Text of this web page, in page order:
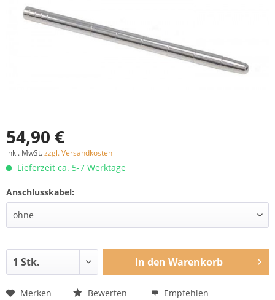
54,90 €
inkl. MwSt.zzgl. Versandkosten
Lieferzeit ca. 5-7 Werktage
Anschlusskabel:
In den Warenkorb
Merken Bewerten Empfehlen